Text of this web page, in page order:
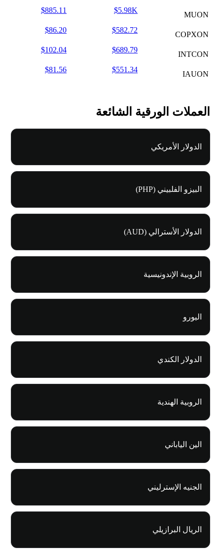
MUON
$5.98K
$885.11
COPXON
$582.72
$86.20
INTCON
$689.79
$102.04
IAUON
$551.34
$81.56
العملات الورقية الشائعة
الدولار الأمريكي
البيزو الفلبيني (PHP)
الدولار الأسترالي (AUD)
الروبية الإندونيسية
اليورو
الدولار الكندي
الروبية الهندية
الين الياباني
الجنيه الإسترليني
الريال البرازيلي